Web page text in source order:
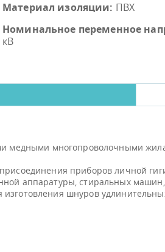
Материал изоляции: ПВХ
Номинальное переменное
кВ
медными многопроволочными
приборов личной
аппаратуры, стиральных
шнуров